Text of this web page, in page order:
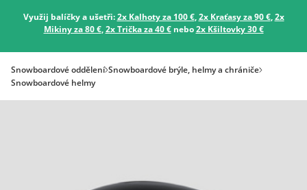
Využij balíčky a ušetři:2x Kalhoty za 100 €,2x Kraťasy za 90 €,2x
Mikiny za 80 €,2x Trička za 40 €nebo2x Kšiltovky 30 €
Snowboardové oddělení Snowboardové brýle, helmy a chrániče
Snowboardové helmy